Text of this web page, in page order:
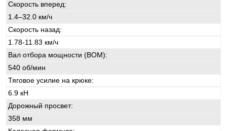
Скорость вперед:
1.4–32.0 км/ч
Скорость назад:
1.78-11.83 км/ч
Вал отбора мощности (ВОМ):
540 об/мин
Тяговое усилие на крюке:
6.9 кН
Дорожный просвет:
358 мм